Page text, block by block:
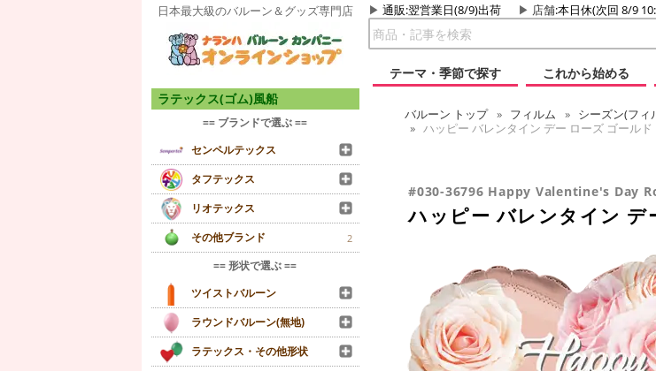
日本最大級のバルーン＆グッズ専門店 通販:翌営業日(8/9)出荷 店舗:本日休(次回 8/9
テーマ・季節で探す
これから始める
ラテックス(ゴム)風船
== ブランドで選ぶ ==
センペルテックス
タフテックス
リオテックス
その他ブランド
2
== 形状で選ぶ ==
ツイストバルーン
ラウンドバルーン(無地)
ラテックス・その他形状
バルーン トップ フィルム シーズン(フィ
ハッピー バレンタイン デー ローズ ゴールド
#030-36796 Happy Valentine's Day
ハッピー バレンタイン